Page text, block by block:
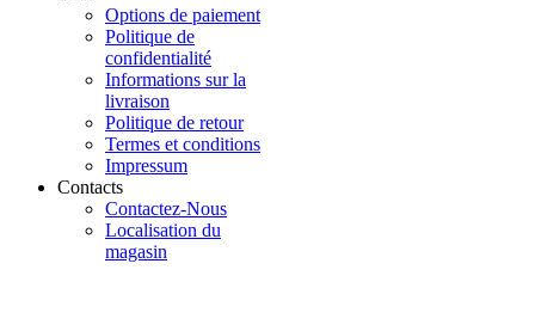
Options de paiement
Politique de
confidentialité
Informations sur la
livraison
Politique de retour
Termes et conditions
Impressum
Contacts
Contactez-Nous
Localisation du
magasin